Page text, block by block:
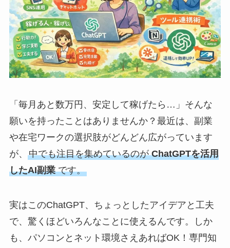
「毎月あと数万円、安定して稼げたら…」そんな
願いを持ったことはありませんか？最近は、副業
や在宅ワークの選択肢がどんどん広がっています
が、 中でも注目を集めているのがChatGPTを活用
したAI副業です。
実はこのChatGPT、ちょっとしたアイデアと工夫
で、驚くほどいろんなことに使えるんです。しか
も、パソコンとネット環境さえあればOK！専門知